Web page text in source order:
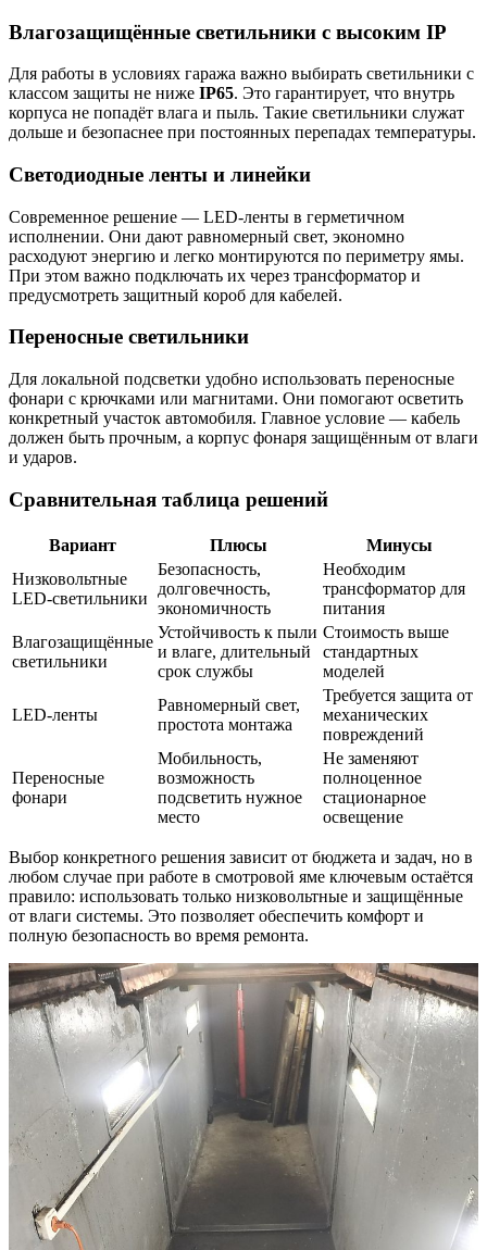
Влагозащищённые светильники с высоким IP
Для работы в условиях гаража важно выбирать светильники с
классом защиты не ниже IP65. Это гарантирует, что внутрь
корпуса не попадёт влага и пыль. Такие светильники служат
дольше и безопаснее при постоянных перепадах температуры.
Светодиодные ленты и линейки
Современное решение — LED-ленты в герметичном
исполнении. Они дают равномерный свет, экономно
расходуют энергию и легко монтируются по периметру ямы.
При этом важно подключать их через трансформатор и
предусмотреть защитный короб для кабелей.
Переносные светильники
Для локальной подсветки удобно использовать переносные
фонари с крючками или магнитами. Они помогают осветить
конкретный участок автомобиля. Главное условие — кабель
должен быть прочным, а корпус фонаря защищённым от влаги
и ударов.
Сравнительная таблица решений
Вариант Плюсы
Минусы
Низковольтные
LED-светильники
Безопасность,
долговечность,
экономичность
Необходим
трансформатор для
питания
Влагозащищённые
светильники
Устойчивость к пыли
и влаге, длительный
срок службы
Стоимость выше
стандартных
моделей
LED-ленты
Равномерный свет,
простота монтажа
Требуется защита от
механических
повреждений
Переносные
фонари
Мобильность,
возможность
подсветить нужное
место
Не заменяют
полноценное
стационарное
освещение
Выбор конкретного решения зависит от бюджета и задач, но в
любом случае при работе в смотровой яме ключевым остаётся
правило: использовать только низковольтные и защищённые
от влаги системы. Это позволяет обеспечить комфорт и
полную безопасность во время ремонта.